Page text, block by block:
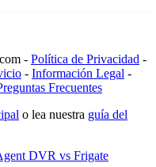
- Política de Privacidad -
- Información Legal -
Frecuentes
o lea nuestra guía del
DVR vs Frigate